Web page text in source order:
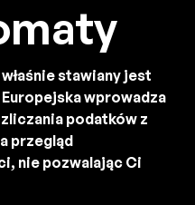
stawiany jest
wprowadza
podatków z
przegląd
nie pozwalając Ci